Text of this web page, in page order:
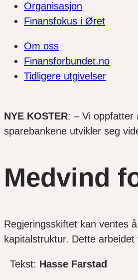
Organisasjon
Finansfokus i Øret
Om oss
Finansforbundet.no
Tidligere utgivelser
NYE KOSTER: – Vi oppfatter
sparebankene utvikler seg
Medvind
Regjeringsskiftet kan ventes
kapitalstruktur. Dette
Tekst: Hasse Farstad